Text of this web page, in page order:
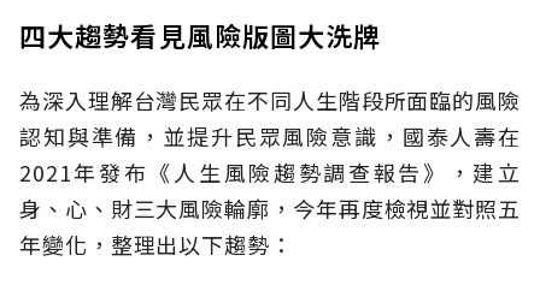
四大趨勢看見風險版圖大洗牌
為深入理解台灣民眾在不同人生階段所面臨的風險
認知與準備，並提升民眾風險意識，國泰人壽在
2021年發布《人生風險趨勢調查報告》，建立
身、心、財三大風險輪廓，今年再度檢視並對照五
年變化，整理出以下趨勢：